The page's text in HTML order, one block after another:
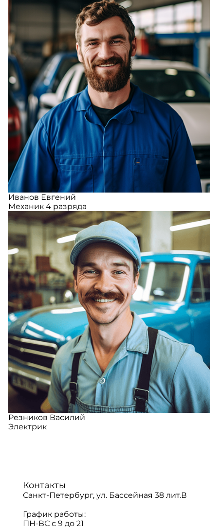
Иванов Евгений
Механик 4 разряда
Резников Василий
Электрик
Контакты
Санкт-Петербург, ул. Бассейная 38 лит.В
График работы:
ПН-ВС с 9 до 21